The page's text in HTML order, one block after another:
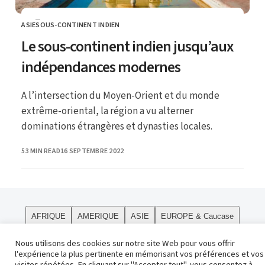
CATEGORY
ASIESOUS-CONTINENT INDIEN
Le sous-continent indien jusqu’aux
indépendances modernes
A l’intersection du Moyen-Orient et du monde
extrême-oriental, la région a vu alterner
dominations étrangères et dynasties locales.
53 MIN READPUBLISHED
16 SEPTEMBRE 2022
AFRIQUE AMERIQUE ASIE EUROPE & Caucase
Contact
Nous utilisons des cookies sur notre site Web pour vous offrir
l'expérience la plus pertinente en mémorisant vos préférences et vos